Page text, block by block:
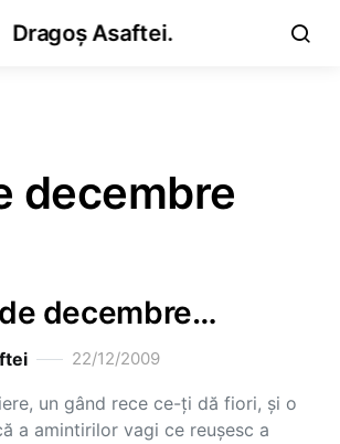
Dragoș Asaftei.
decembre
decembre…
22/12/2009
un gând rece ce-ţi dă fiori, şi o
a amintirilor vagi ce reuşesc a